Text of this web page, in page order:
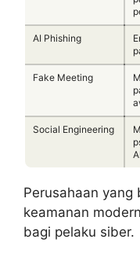
AI Phishing
Fake Meeting
Social Engineering
AI
Perusahaan yang
keamanan
bagi pelaku siber.